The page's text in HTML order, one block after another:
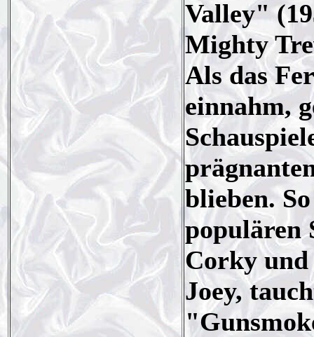
Valley"
Mighty
Als das
einnahm,
blieben.
populären
Corky
Joey,